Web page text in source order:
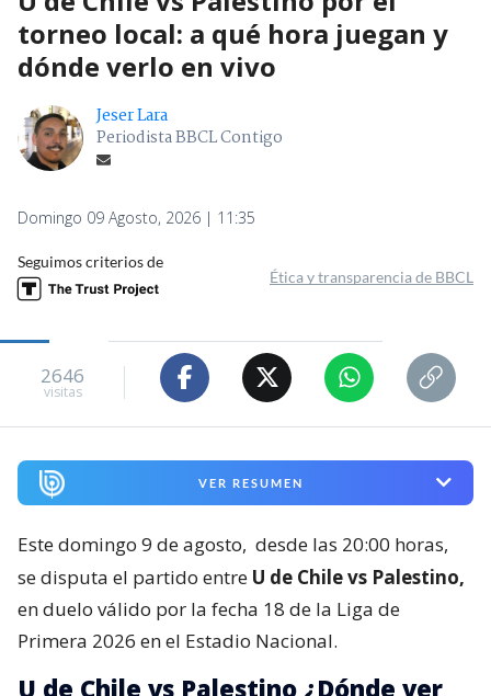
torneo local: a qué hora juegan y
dónde verlo en vivo
Jeser Lara
Periodista BBCL Contigo
Domingo 09 Agosto, 2026 | 11:35
Seguimos criterios de
Ética y transparencia de BBCL
2646
visitas
VER RESUMEN
Este domingo 9 de agosto, desde las 20:00 horas,
se disputa el partido entre U de Chile vs Palestino,
en duelo válido por la fecha 18 de la Liga de
Primera 2026 en el Estadio Nacional.
U de Chile vs Palestino ¿Dónde ver